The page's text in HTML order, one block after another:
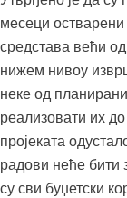
месеци остварени
средстава већи
нижем нивоу
неке од
реализовати их
пројеката
радови неће бити
су сви буџетски